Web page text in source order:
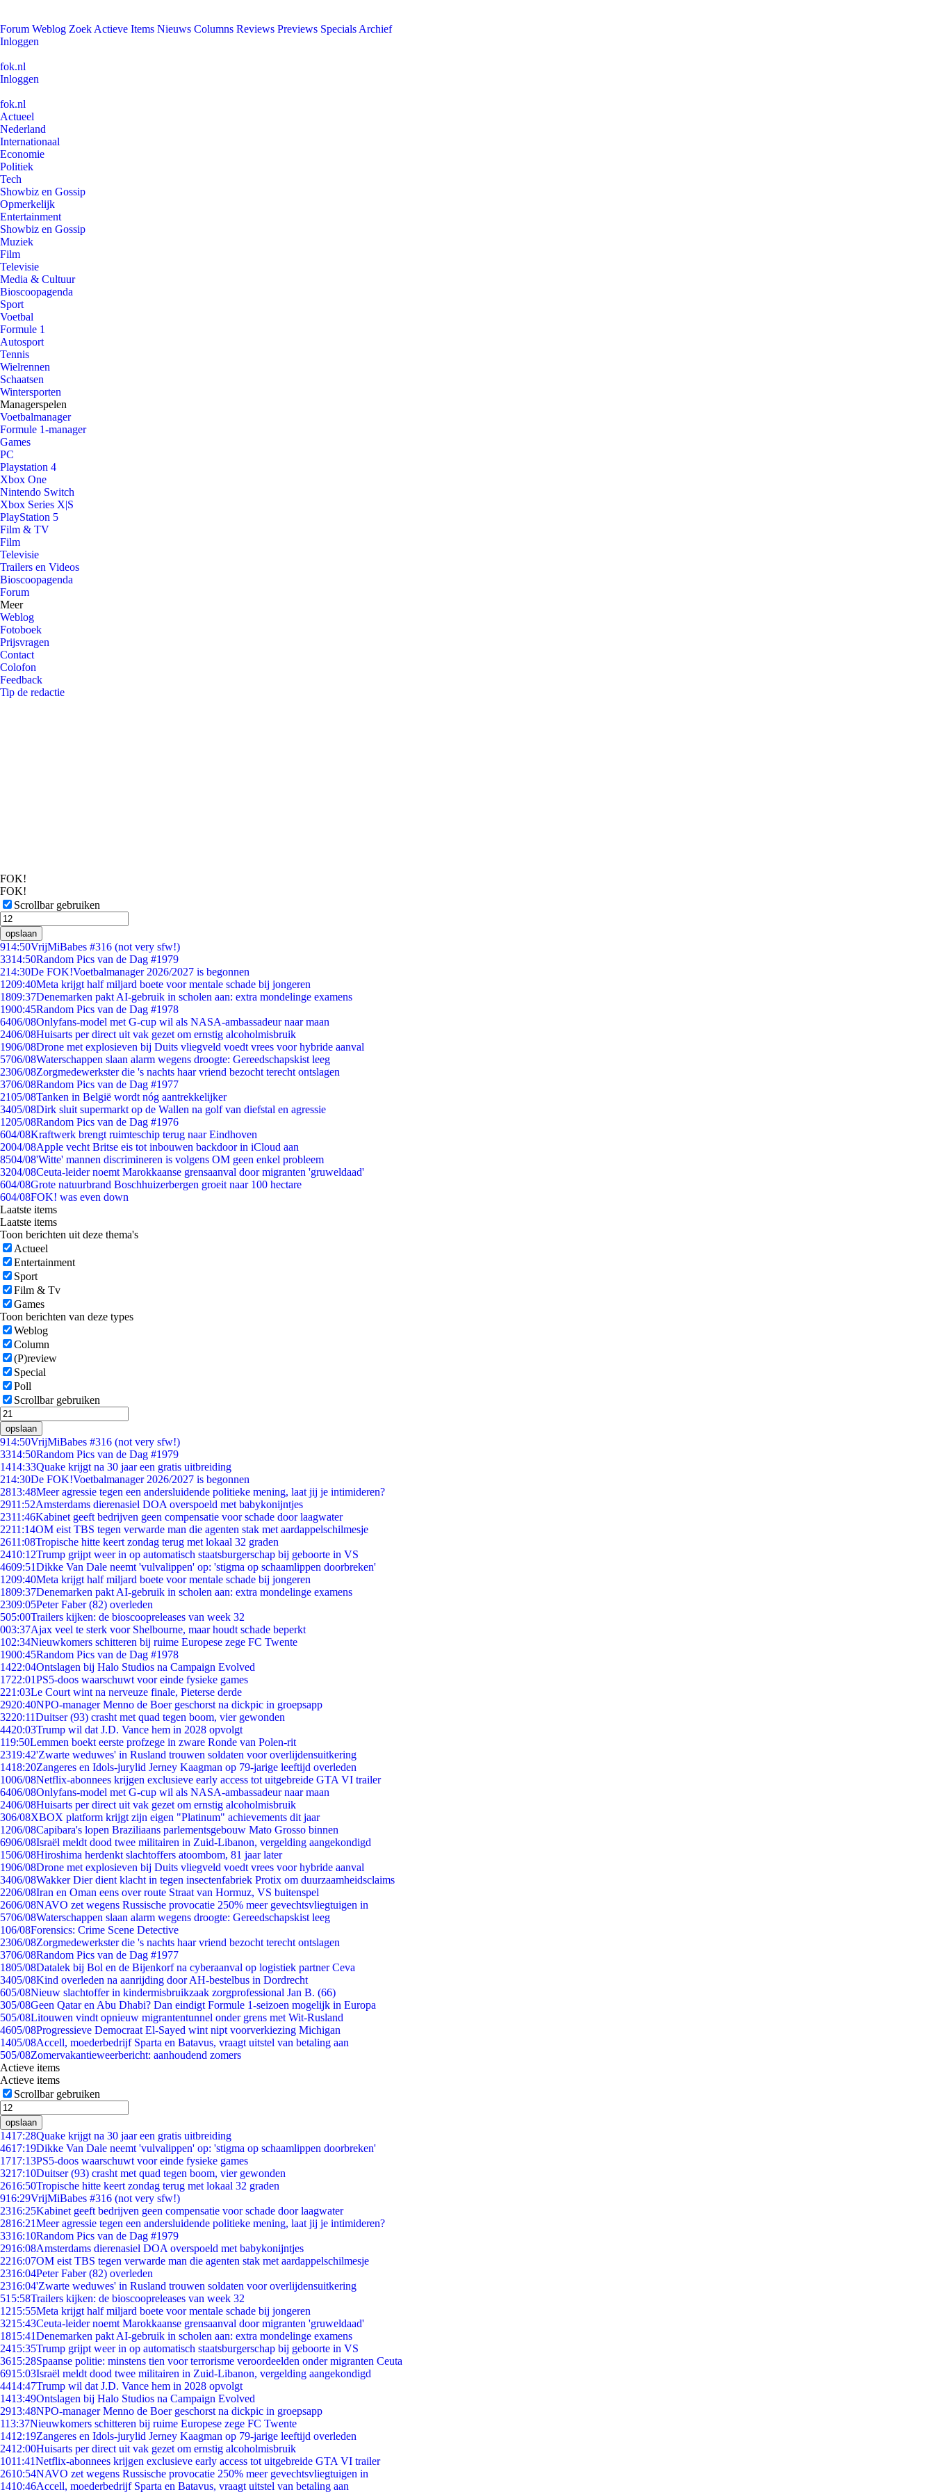
Forum Weblog Zoek Actieve Items Nieuws Columns Reviews Previews Specials Archief
Inloggen
fok.nl
Inloggen
fok.nl
Actueel
Nederland
Internationaal
Economie
Politiek
Tech
Showbiz en Gossip
Opmerkelijk
Entertainment
Showbiz en Gossip
Muziek
Film
Televisie
Media & Cultuur
Bioscoopagenda
Sport
Voetbal
Formule 1
Autosport
Tennis
Wielrennen
Schaatsen
Wintersporten
Managerspelen
Voetbalmanager
Formule 1-manager
Games
PC
Playstation 4
Xbox One
Nintendo Switch
Xbox Series X|S
PlayStation 5
Film & TV
Film
Televisie
Trailers en Videos
Bioscoopagenda
Forum
Meer
Weblog
Fotoboek
Prijsvragen
Contact
Colofon
Feedback
Tip de redactie
FOK!
FOK!
Scrollbar gebruiken
opslaan
914:50VrijMiBabes #316 (not very sfw!)
3314:50Random Pics van de Dag #1979
214:30De FOK!Voetbalmanager 2026/2027 is begonnen
1209:40Meta krijgt half miljard boete voor mentale schade bij jongeren
1809:37Denemarken pakt AI-gebruik in scholen aan: extra mondelinge examens
1900:45Random Pics van de Dag #1978
6406/08Onlyfans-model met G-cup wil als NASA-ambassadeur naar maan
2406/08Huisarts per direct uit vak gezet om ernstig alcoholmisbruik
1906/08Drone met explosieven bij Duits vliegveld voedt vrees voor hybride aanval
5706/08Waterschappen slaan alarm wegens droogte: Gereedschapskist leeg
2306/08Zorgmedewerkster die 's nachts haar vriend bezocht terecht ontslagen
3706/08Random Pics van de Dag #1977
2105/08Tanken in België wordt nóg aantrekkelijker
3405/08Dirk sluit supermarkt op de Wallen na golf van diefstal en agressie
1205/08Random Pics van de Dag #1976
604/08Kraftwerk brengt ruimteschip terug naar Eindhoven
2004/08Apple vecht Britse eis tot inbouwen backdoor in iCloud aan
8504/08'Witte' mannen discrimineren is volgens OM geen enkel probleem
3204/08Ceuta-leider noemt Marokkaanse grensaanval door migranten 'gruweldaad'
604/08Grote natuurbrand Boschhuizerbergen groeit naar 100 hectare
604/08FOK! was even down
Laatste items
Laatste items
Toon berichten uit deze thema's
Actueel
Entertainment
Sport
Film & Tv
Games
Toon berichten van deze types
Weblog
Column
(P)review
Special
Poll
Scrollbar gebruiken
opslaan
914:50VrijMiBabes #316 (not very sfw!)
3314:50Random Pics van de Dag #1979
1414:33Quake krijgt na 30 jaar een gratis uitbreiding
214:30De FOK!Voetbalmanager 2026/2027 is begonnen
2813:48Meer agressie tegen een andersluidende politieke mening, laat jij je intimideren?
2911:52Amsterdams dierenasiel DOA overspoeld met babykonijntjes
2311:46Kabinet geeft bedrijven geen compensatie voor schade door laagwater
2211:14OM eist TBS tegen verwarde man die agenten stak met aardappelschilmesje
2611:08Tropische hitte keert zondag terug met lokaal 32 graden
2410:12Trump grijpt weer in op automatisch staatsburgerschap bij geboorte in VS
4609:51Dikke Van Dale neemt 'vulvalippen' op: 'stigma op schaamlippen doorbreken'
1209:40Meta krijgt half miljard boete voor mentale schade bij jongeren
1809:37Denemarken pakt AI-gebruik in scholen aan: extra mondelinge examens
2309:05Peter Faber (82) overleden
505:00Trailers kijken: de bioscoopreleases van week 32
003:37Ajax veel te sterk voor Shelbourne, maar houdt schade beperkt
102:34Nieuwkomers schitteren bij ruime Europese zege FC Twente
1900:45Random Pics van de Dag #1978
1422:04Ontslagen bij Halo Studios na Campaign Evolved
1722:01PS5-doos waarschuwt voor einde fysieke games
221:03Le Court wint na nerveuze finale, Pieterse derde
2920:40NPO-manager Menno de Boer geschorst na dickpic in groepsapp
3220:11Duitser (93) crasht met quad tegen boom, vier gewonden
4420:03Trump wil dat J.D. Vance hem in 2028 opvolgt
119:50Lemmen boekt eerste profzege in zware Ronde van Polen-rit
2319:42'Zwarte weduwes' in Rusland trouwen soldaten voor overlijdensuitkering
1418:20Zangeres en Idols-jurylid Jerney Kaagman op 79-jarige leeftijd overleden
1006/08Netflix-abonnees krijgen exclusieve early access tot uitgebreide GTA VI trailer
6406/08Onlyfans-model met G-cup wil als NASA-ambassadeur naar maan
2406/08Huisarts per direct uit vak gezet om ernstig alcoholmisbruik
306/08XBOX platform krijgt zijn eigen "Platinum" achievements dit jaar
1206/08Capibara's lopen Braziliaans parlementsgebouw Mato Grosso binnen
6906/08Israël meldt dood twee militairen in Zuid-Libanon, vergelding aangekondigd
1506/08Hiroshima herdenkt slachtoffers atoombom, 81 jaar later
1906/08Drone met explosieven bij Duits vliegveld voedt vrees voor hybride aanval
3406/08Wakker Dier dient klacht in tegen insectenfabriek Protix om duurzaamheidsclaims
2206/08Iran en Oman eens over route Straat van Hormuz, VS buitenspel
2606/08NAVO zet wegens Russische provocatie 250% meer gevechtsvliegtuigen in
5706/08Waterschappen slaan alarm wegens droogte: Gereedschapskist leeg
106/08Forensics: Crime Scene Detective
2306/08Zorgmedewerkster die 's nachts haar vriend bezocht terecht ontslagen
3706/08Random Pics van de Dag #1977
1805/08Datalek bij Bol en de Bijenkorf na cyberaanval op logistiek partner Ceva
3405/08Kind overleden na aanrijding door AH-bestelbus in Dordrecht
605/08Nieuw slachtoffer in kindermisbruikzaak zorgprofessional Jan B. (66)
305/08Geen Qatar en Abu Dhabi? Dan eindigt Formule 1-seizoen mogelijk in Europa
505/08Litouwen vindt opnieuw migrantentunnel onder grens met Wit-Rusland
4605/08Progressieve Democraat El-Sayed wint nipt voorverkiezing Michigan
1405/08Accell, moederbedrijf Sparta en Batavus, vraagt uitstel van betaling aan
505/08Zomervakantieweerbericht: aanhoudend zomers
Actieve items
Actieve items
Scrollbar gebruiken
opslaan
1417:28Quake krijgt na 30 jaar een gratis uitbreiding
4617:19Dikke Van Dale neemt 'vulvalippen' op: 'stigma op schaamlippen doorbreken'
1717:13PS5-doos waarschuwt voor einde fysieke games
3217:10Duitser (93) crasht met quad tegen boom, vier gewonden
2616:50Tropische hitte keert zondag terug met lokaal 32 graden
916:29VrijMiBabes #316 (not very sfw!)
2316:25Kabinet geeft bedrijven geen compensatie voor schade door laagwater
2816:21Meer agressie tegen een andersluidende politieke mening, laat jij je intimideren?
3316:10Random Pics van de Dag #1979
2916:08Amsterdams dierenasiel DOA overspoeld met babykonijntjes
2216:07OM eist TBS tegen verwarde man die agenten stak met aardappelschilmesje
2316:04Peter Faber (82) overleden
2316:04'Zwarte weduwes' in Rusland trouwen soldaten voor overlijdensuitkering
515:58Trailers kijken: de bioscoopreleases van week 32
1215:55Meta krijgt half miljard boete voor mentale schade bij jongeren
3215:43Ceuta-leider noemt Marokkaanse grensaanval door migranten 'gruweldaad'
1815:41Denemarken pakt AI-gebruik in scholen aan: extra mondelinge examens
2415:35Trump grijpt weer in op automatisch staatsburgerschap bij geboorte in VS
3615:28Spaanse politie: minstens tien voor terrorisme veroordeelden onder migranten Ceuta
6915:03Israël meldt dood twee militairen in Zuid-Libanon, vergelding aangekondigd
4414:47Trump wil dat J.D. Vance hem in 2028 opvolgt
1413:49Ontslagen bij Halo Studios na Campaign Evolved
2913:48NPO-manager Menno de Boer geschorst na dickpic in groepsapp
113:37Nieuwkomers schitteren bij ruime Europese zege FC Twente
1412:19Zangeres en Idols-jurylid Jerney Kaagman op 79-jarige leeftijd overleden
2412:00Huisarts per direct uit vak gezet om ernstig alcoholmisbruik
1011:41Netflix-abonnees krijgen exclusieve early access tot uitgebreide GTA VI trailer
2610:54NAVO zet wegens Russische provocatie 250% meer gevechtsvliegtuigen in
1410:46Accell, moederbedrijf Sparta en Batavus, vraagt uitstel van betaling aan